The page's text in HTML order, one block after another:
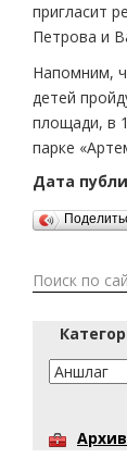
пригласит
Петрова и
Напомним,
детей
площади, в
парке
Дата